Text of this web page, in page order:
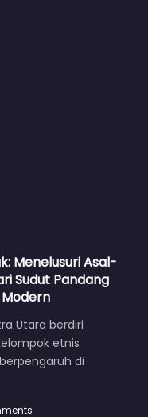
Menelusuri Asal-
Sudut Pandang
Utara berdiri
etnis
di